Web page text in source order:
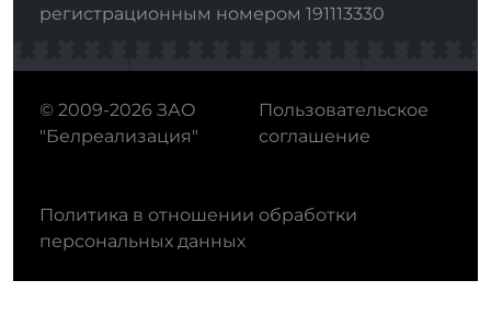
регистрационным номером 191113330
© 2009-2026 ЗАО
"Белреализация"
Пользовательское
соглашение
Политика в отношении обработки
персональных данных